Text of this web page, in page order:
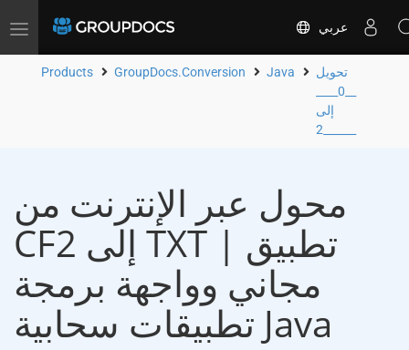
Toggle
عربي
Products GroupDocs.Conversion Java
تحويل
إلى
محول عبر الإنترنت من
CF2 إلى TXT | تطبيق
مجاني وواجهة برمجة
تطبيقات سحابية Java